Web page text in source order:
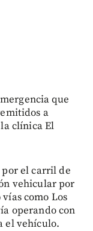
que
a
clínica El
por el carril de
vehicular por
como Los
operando con
el vehículo.